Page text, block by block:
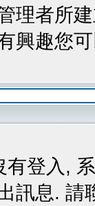
理者所
興趣您
登入,
訊息. 請